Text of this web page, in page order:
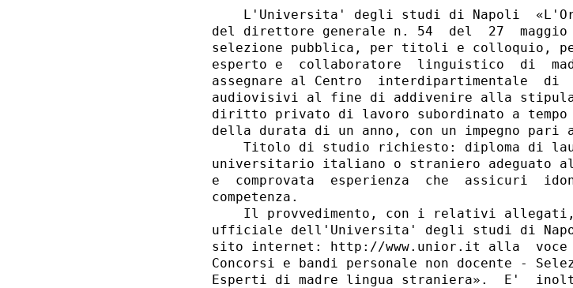
L'Universita' degli studi di Napoli
del direttore generale n. 54  del  27
selezione pubblica, per titoli e colloquio,
esperto e  collaboratore  linguistico  di
assegnare al Centro  interdipartimentale
audiovisivi al fine di addivenire alla
diritto privato di lavoro subordinato a tempo
della durata di un anno, con un impegno pari
Titolo di studio richiesto: diploma di
universitario italiano o straniero adeguato
e  comprovata  esperienza  che  assicuri
competenza.
Il provvedimento, con i relativi
ufficiale dell'Universita' degli studi di
sito internet: http://www.unior.it alla  voce
Concorsi e bandi personale non docente -
Esperti di madre lingua straniera».  E'